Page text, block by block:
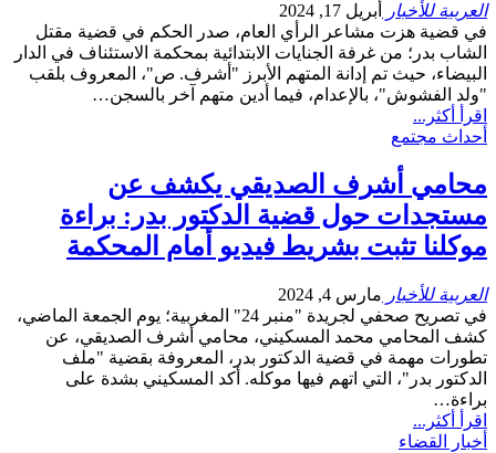
العربية للأخبار
أبريل 17, 2024
في قضية هزت مشاعر الرأي العام، صدر الحكم في قضية مقتل
الشاب بدر؛ من غرفة الجنايات الابتدائية بمحكمة الاستئناف في الدار
البيضاء، حيث تم إدانة المتهم الأبرز "أشرف. ص"، المعروف بلقب
"ولد الفشوش"، بالإعدام، فيما أدين متهم آخر بالسجن…
اقرأ أكثر...
أحداث مجتمع
محامي أشرف الصديقي يكشف عن
مستجدات حول قضية الدكتور بدر: براءة
موكلنا تثبت بشريط فيديو أمام المحكمة
العربية للأخبار مارس 4, 2024
في تصريح صحفي لجريدة "منبر 24" المغربية؛ يوم الجمعة الماضي،
كشف المحامي محمد المسكيني، محامي أشرف الصديقي، عن
تطورات مهمة في قضية الدكتور بدر، المعروفة بقضية "ملف
الدكتور بدر"، التي اتهم فيها موكله. أكد المسكيني بشدة على
براءة…
اقرأ أكثر...
أخبار القضاء